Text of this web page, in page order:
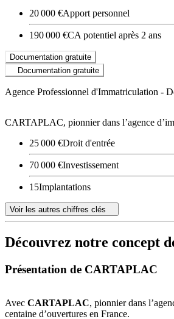
20 000 €Apport personnel
190 000 €CA potentiel après 2 ans
Documentation gratuite
Documentation gratuite
Agence Professionnel d'Immatriculation -
CARTAPLAC, pionnier dans l’agence
25 000 €Droit d'entrée
70 000 €Investissement
15Implantations
Voir les autres chiffres clés
Découvrez notre concept
Présentation de CARTAPLAC
Avec CARTAPLAC, pionnier dans
centaine d’ouvertures en France.